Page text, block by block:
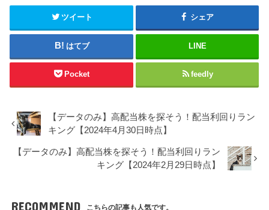
ツイート シェア
はてブ LINE
Pocket feedly
【データのみ】高配当株を探そう！配当利回りラン
キング【2024年4月30日時点】
【データのみ】高配当株を探そう！配当利回りラン
キング【2024年2月29日時点】
RECOMMEND こちらの記事も人気です。